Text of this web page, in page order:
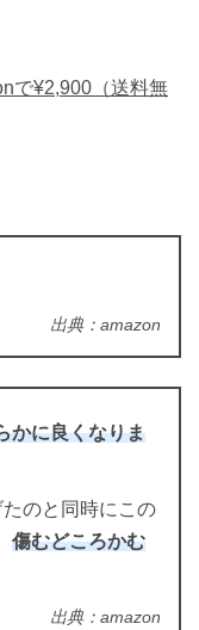
で¥2,900（送料無
出典：amazon
かに良くなりま
のと同時にこの
傷むどころかむ
出典：amazon